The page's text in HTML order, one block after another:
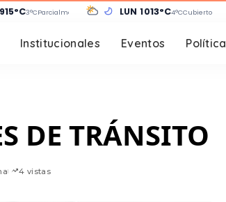
15°C3°CParcialmente nublado LUN 1013°C4°CCubierto
Institucionales Eventos Política
DE TRÁNSITO
4 vistas